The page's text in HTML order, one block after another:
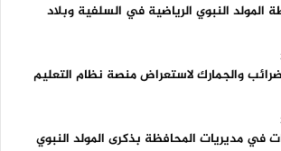
النبوي الرياضية في السلفية وبلاد
والجمارك لاستعراض منصة نظام التعليم
في مديريات المحافظة بذكرى المولد النبوي